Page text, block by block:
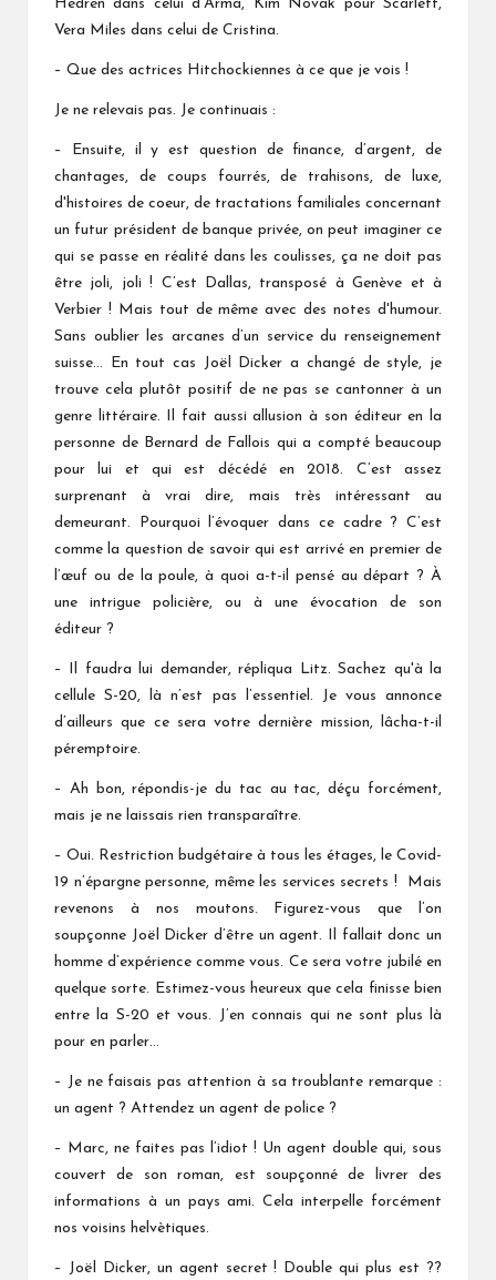
Hedren dans celui d’Arma, Kim Novak pour Scarlett,
Vera Miles dans celui de Cristina.
– Que des actrices Hitchockiennes à ce que je vois !
Je ne relevais pas. Je continuais :
– Ensuite, il y est question de finance, d’argent, de
chantages, de coups fourrés, de trahisons, de luxe,
d'histoires de coeur, de tractations familiales concernant
un futur président de banque privée, on peut imaginer ce
qui se passe en réalité dans les coulisses, ça ne doit pas
être joli, joli ! C’est Dallas, transposé à Genève et à
Verbier ! Mais tout de même avec des notes d'humour.
Sans oublier les arcanes d’un service du renseignement
suisse… En tout cas Joël Dicker a changé de style, je
trouve cela plutôt positif de ne pas se cantonner à un
genre littéraire. Il fait aussi allusion à son éditeur en la
personne de Bernard de Fallois qui a compté beaucoup
pour lui et qui est décédé en 2018. C’est assez
surprenant à vrai dire, mais très intéressant au
demeurant. Pourquoi l’évoquer dans ce cadre ? C’est
comme la question de savoir qui est arrivé en premier de
l’œuf ou de la poule, à quoi a-t-il pensé au départ ? À
une intrigue policière, ou à une évocation de son
éditeur ?
– Il faudra lui demander, répliqua Litz. Sachez qu'à la
cellule S-20, là n’est pas l’essentiel. Je vous annonce
d’ailleurs que ce sera votre dernière mission, lâcha-t-il
péremptoire.
– Ah bon, répondis-je du tac au tac, déçu forcément,
mais je ne laissais rien transparaître.
– Oui. Restriction budgétaire à tous les étages, le Covid-
19 n’épargne personne, même les services secrets ! Mais
revenons à nos moutons. Figurez-vous que l’on
soupçonne Joël Dicker d’être un agent. Il fallait donc un
homme d’expérience comme vous. Ce sera votre jubilé en
quelque sorte. Estimez-vous heureux que cela finisse bien
entre la S-20 et vous. J’en connais qui ne sont plus là
pour en parler…
– Je ne faisais pas attention à sa troublante remarque :
un agent ? Attendez un agent de police ?
– Marc, ne faites pas l’idiot ! Un agent double qui, sous
couvert de son roman, est soupçonné de livrer des
informations à un pays ami. Cela interpelle forcément
nos voisins helvètiques.
– Joël Dicker, un agent secret ! Double qui plus est ??